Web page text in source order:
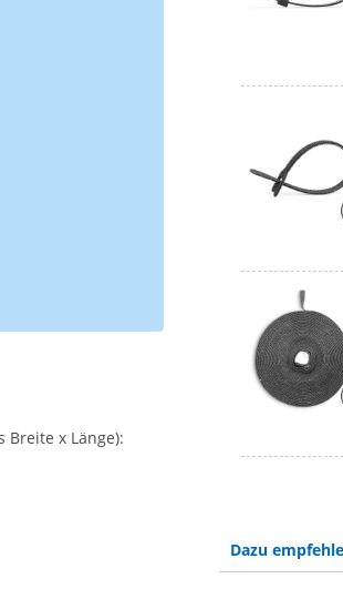
Breite x Länge):
Dazu